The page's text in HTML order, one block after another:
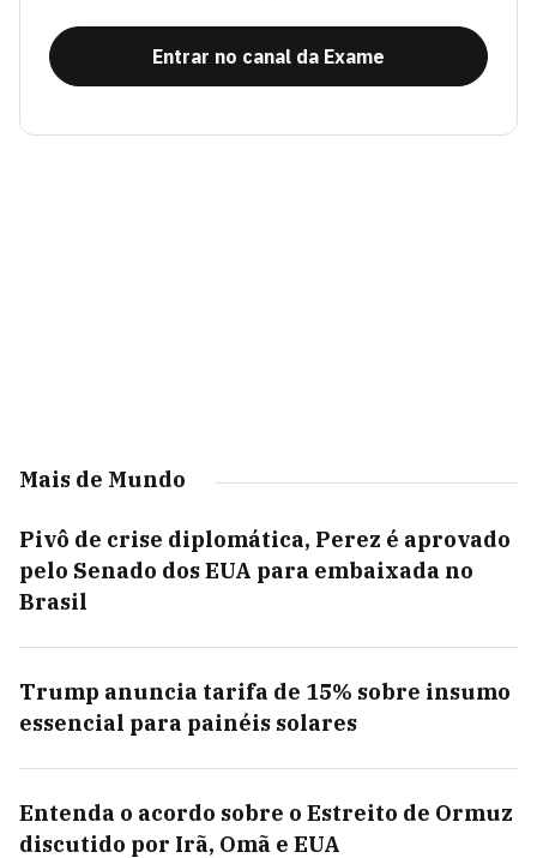
Entrar no canal da Exame
Mais de Mundo
Pivô de crise diplomática, Perez é aprovado
pelo Senado dos EUA para embaixada no
Brasil
Trump anuncia tarifa de 15% sobre insumo
essencial para painéis solares
Entenda o acordo sobre o Estreito de Ormuz
discutido por Irã, Omã e EUA